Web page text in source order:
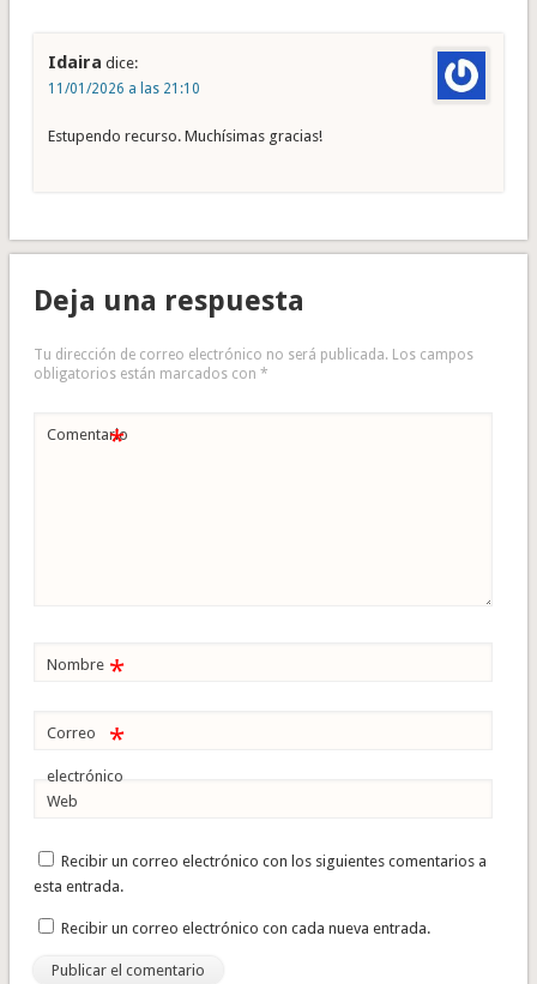
Idaira dice:
11/01/2026 a las 21:10
Estupendo recurso. Muchísimas gracias!
Deja una respuesta
Tu dirección de correo electrónico no será publicada. Los campos
obligatorios están marcados con *
Comentario
*
Nombre *
Correo
electrónico
*
Web
Recibir un correo electrónico con los siguientes comentarios a
esta entrada.
Recibir un correo electrónico con cada nueva entrada.